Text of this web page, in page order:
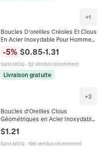
+1
Boucles D'oreilles Créoles Et Clous
En Acier Inoxydable Pour Hommes
Punk Minimaliste Serpent Triangle
Poker As Plume Soleil
-5% $0.85-1.31
Sans MOQ · 32 vendus récemment
Livraison gratuite
+3
Boucles d'Oreilles Clous
Géométriques en Acier Inoxydable
Strass pour Femmes Or Coeur
Triangle Fleur Rond Bijoux d'Oreille
$1.21
Sans MOQ · 198 vendus récemment